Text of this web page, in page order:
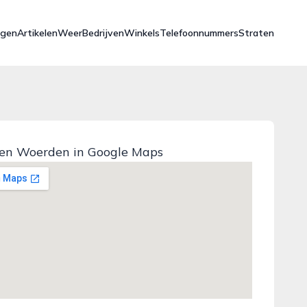
ArtikelenWeerBedrijvenWinkelsTelefoonnummersStraten
Woerden in Google Maps